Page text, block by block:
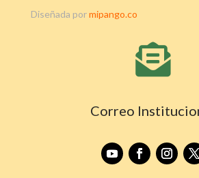
Diseñada pormipango.co

Correo